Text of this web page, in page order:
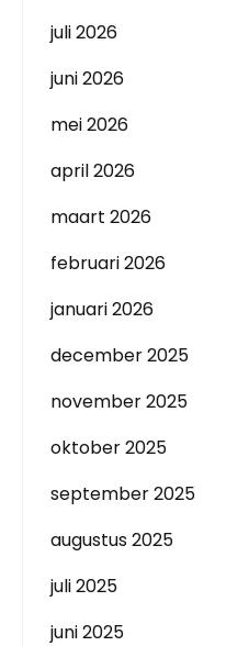
juli 2026
juni 2026
mei 2026
april 2026
maart 2026
februari 2026
januari 2026
december 2025
november 2025
oktober 2025
september 2025
augustus 2025
juli 2025
juni 2025